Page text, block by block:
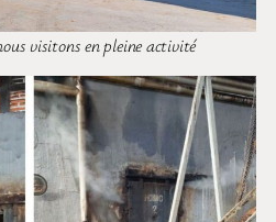
visitons en pleine activité